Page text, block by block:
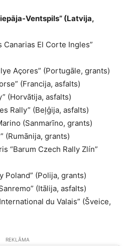
Ventspils” (Latvija,
El Corte Ingles”
Açores” (Portugāle, grants)
(Francija, asfalts)
(Horvātija, asfalts)
Rally” (Beļģija, asfalts)
(Sanmarīno, grants)
(Rumānija, grants)
“Barum Czech Rally Zlín”
Poland” (Polija, grants)
(Itālija, asfalts)
du Valais” (Šveice,
REKLĀMA